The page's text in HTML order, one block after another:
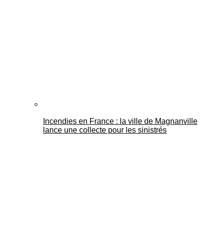
Incendies en France : la ville de Magnanville
lance une collecte pour les sinistrés